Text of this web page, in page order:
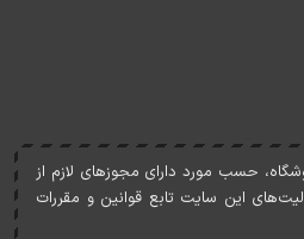
حسب مورد دارای مجوزهای لازم از
اين سايت تابع قوانين و مقررات